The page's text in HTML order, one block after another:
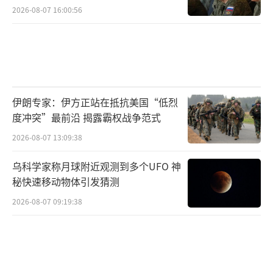
2026-08-07 16:00:56
伊朗专家：伊方正站在抵抗美国“低烈
度冲突”最前沿 揭露霸权战争范式
2026-08-07 13:09:38
乌科学家称月球附近观测到多个UFO 神
秘快速移动物体引发猜测
2026-08-07 09:19:38